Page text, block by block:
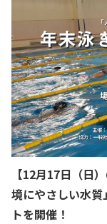
【12月17日（日
境にやさしい水
トを開催！